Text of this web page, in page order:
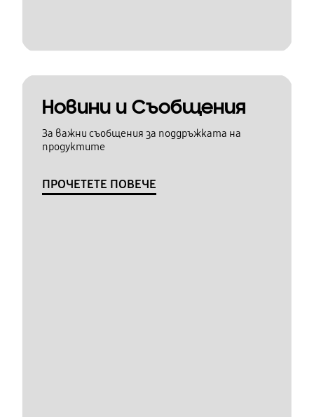
Новини и Съобщения
За важни съобщения за поддръжката на
продуктите
ПРОЧЕТЕТЕ ПОВЕЧЕ